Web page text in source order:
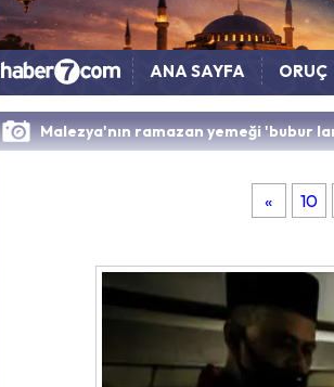
ANA SAYFA ORUÇ
Malezya'nın ramazan yemeği 'bubur
« 10